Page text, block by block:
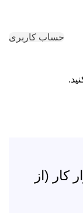
حساب کاربری
کار (از